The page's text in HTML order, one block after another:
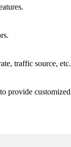
traffic source, etc.
provide customized